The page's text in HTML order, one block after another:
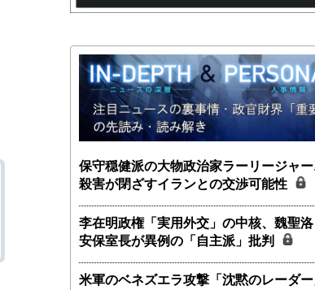
保守穏健派の大物政治家ラーリージャ
殺害が閉ざすイランとの交渉可能性
李在明政権「実用外交」の中核、魏聖
安保室長が異例の「自主派」批判
米軍のベネズエラ攻撃「沈黙のレーダ